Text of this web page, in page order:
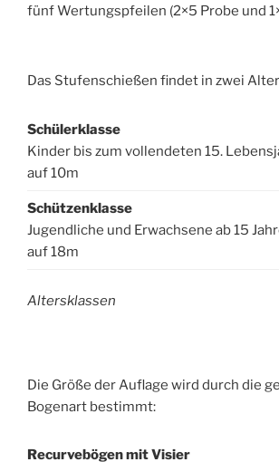
fünf Wertungspfeilen (2×5 Probe und
Das Stufenschießen findet in zwei
Schülerklasse
Kinder bis zum vollendeten 15.
auf 10m
Schützenklasse
Jugendliche und Erwachsene ab 15
auf 18m
Altersklassen
Die Größe der Auflage wird durch die
Bogenart bestimmt:
Recurvebögen mit Visier